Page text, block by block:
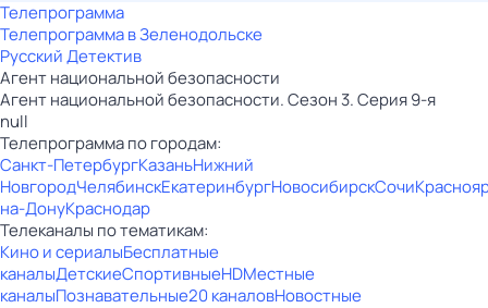
Телепрограмма
Телепрограмма в Зеленодольске
Русский Детектив
Агент национальной безопасности
Агент национальной безопасности. Сезон 3. Серия 9-я
null
Телепрограмма по городам:
Санкт-ПетербургКазаньНижний
НовгородЧелябинскЕкатеринбургНовосибирскСочи
на-ДонуКраснодар
Телеканалы по тематикам:
Кино и сериалыБесплатные
каналыДетскиеСпортивныеHDМестные
каналыПознавательные20 каналовНовостные